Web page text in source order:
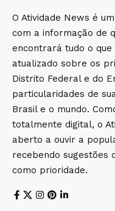
O Atividade News é
com a informação de
encontrará tudo o
atualizado sobre os
Distrito Federal e do
particularidades de
Brasil e o mundo.
totalmente digital, o
aberto a ouvir a
recebendo sugestões
como prioridade.